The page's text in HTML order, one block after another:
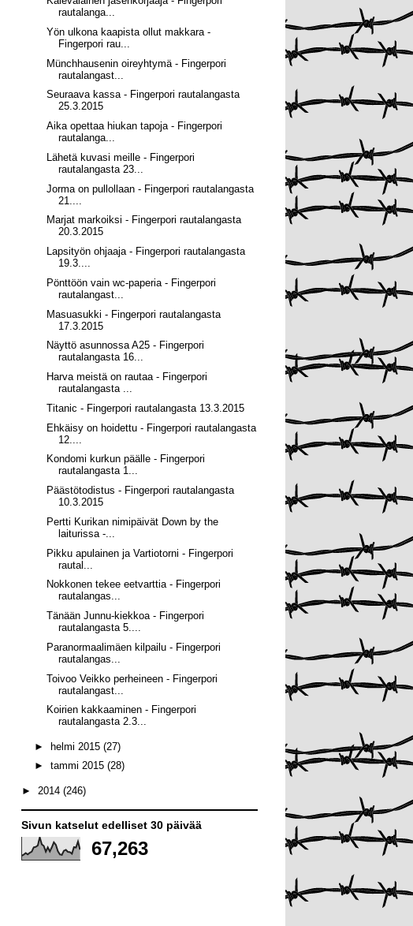
rautalanga...
Yön ulkona kaapista ollut makkara -
Fingerpori rau...
Münchhausenin oireyhtymä - Fingerpori
rautalangast...
Seuraava kassa - Fingerpori rautalangasta
25.3.2015
Aika opettaa hiukan tapoja - Fingerpori
rautalanga...
Lähetä kuvasi meille - Fingerpori
rautalangasta 23...
Jorma on pullollaan - Fingerpori rautalangasta
21....
Marjat markoiksi - Fingerpori rautalangasta
20.3.2015
Lapsityön ohjaaja - Fingerpori rautalangasta
19.3....
Pönttöön vain wc-paperia - Fingerpori
rautalangast...
Masuasukki - Fingerpori rautalangasta
17.3.2015
Näyttö asunnossa A25 - Fingerpori
rautalangasta 16...
Harva meistä on rautaa - Fingerpori
rautalangasta ...
Titanic - Fingerpori rautalangasta 13.3.2015
Ehkäisy on hoidettu - Fingerpori rautalangasta
12....
Kondomi kurkun päälle - Fingerpori
rautalangasta 1...
Päästötodistus - Fingerpori rautalangasta
10.3.2015
Pertti Kurikan nimipäivät Down by the
laiturissa -...
Pikku apulainen ja Vartiotorni - Fingerpori
rautal...
Nokkonen tekee eetvarttia - Fingerpori
rautalangas...
Tänään Junnu-kiekkoa - Fingerpori
rautalangasta 5....
Paranormaalimäen kilpailu - Fingerpori
rautalangas...
Toivoo Veikko perheineen - Fingerpori
rautalangast...
Koirien kakkaaminen - Fingerpori
rautalangasta 2.3...
► helmi 2015 (27)
► tammi 2015 (28)
► 2014 (246)
Sivun katselut edelliset 30 päivää
67,263